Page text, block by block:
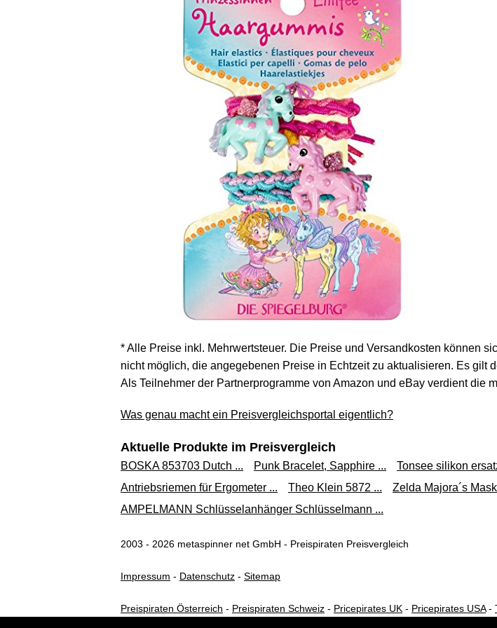
* Alle Preise inkl. Mehrwertsteuer. Die Preise und Versandkosten können
nicht möglich, die angegebenen Preise in Echtzeit zu aktualisieren. Es gilt
Als Teilnehmer der Partnerprogramme von Amazon und eBay verdient die
Was genau macht ein Preisvergleichsportal eigentlich?
Aktuelle Produkte im Preisvergleich
BOSKA 853703 Dutch ... Punk Bracelet, Sapphire ... Tonsee silikon
Antriebsriemen für Ergometer ...
Theo Klein 5872 ... Zelda Majora´s
AMPELMANN Schlüsselanhänger Schlüsselmann ...
2003 - 2026 metaspinner net GmbH - Preispiraten Preisvergleich
Impressum - Datenschutz - Sitemap
Preispiraten Österreich - Preispiraten Schweiz - Pricepirates UK - Pricepirates USA-